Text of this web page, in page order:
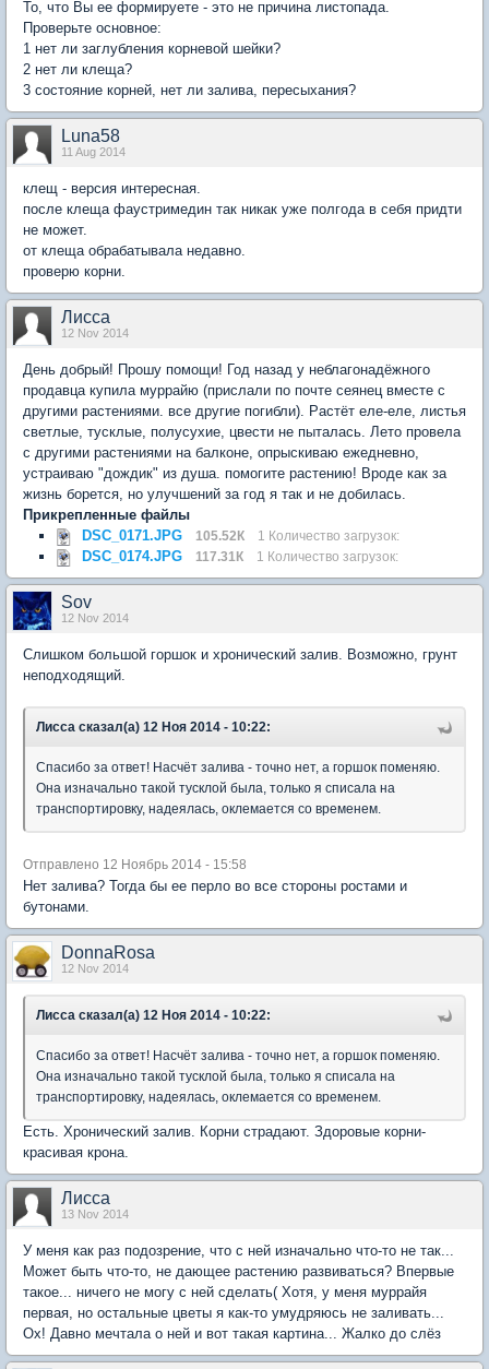
То, что Вы ее формируете - это не причина листопада.
Проверьте основное:
1 нет ли заглубления корневой шейки?
2 нет ли клеща?
3 состояние корней, нет ли залива, пересыхания?
Luna58
11 Aug 2014
клещ - версия интересная.
после клеща фаустримедин так никак уже полгода в себя придти
не может.
от клеща обрабатывала недавно.
проверю корни.
Лисса
12 Nov 2014
День добрый! Прошу помощи! Год назад у неблагонадёжного
продавца купила муррайю (прислали по почте сеянец вместе с
другими растениями. все другие погибли). Растёт еле-еле, листья
светлые, тусклые, полусухие, цвести не пыталась. Лето провела
с другими растениями на балконе, опрыскиваю ежедневно,
устраиваю "дождик" из душа. помогите растению! Вроде как за
жизнь борется, но улучшений за год я так и не добилась.
Прикрепленные файлы
DSC_0171.JPG
105.52К 1 Количество загрузок:
DSC_0174.JPG 117.31К 1 Количество загрузок:
Sov
12 Nov 2014
Слишком большой горшок и хронический залив. Возможно, грунт
неподходящий.
Лисса сказал(а) 12 Ноя 2014 - 10:22:
Спасибо за ответ! Насчёт залива - точно нет, а горшок поменяю.
Она изначально такой тусклой была, только я списала на
транспортировку, надеялась, оклемается со временем.
Отправлено 12 Ноябрь 2014 - 15:58
Нет залива? Тогда бы ее перло во все стороны ростами и
бутонами.
DonnaRosa
12 Nov 2014
Лисса сказал(а) 12 Ноя 2014 - 10:22:
Спасибо за ответ! Насчёт залива - точно нет, а горшок поменяю.
Она изначально такой тусклой была, только я списала на
транспортировку, надеялась, оклемается со временем.
Есть. Хронический залив. Корни страдают. Здоровые корни-
красивая крона.
Лисса
13 Nov 2014
У меня как раз подозрение, что с ней изначально что-то не так...
Может быть что-то, не дающее растению развиваться? Впервые
такое... ничего не могу с ней сделать( Хотя, у меня муррайя
первая, но остальные цветы я как-то умудряюсь не заливать...
Ох! Давно мечтала о ней и вот такая картина... Жалко до слёз